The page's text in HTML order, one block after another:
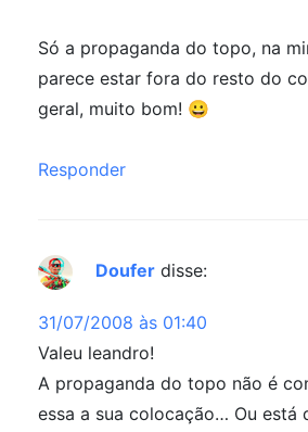
Só a propaganda do topo, na
parece estar fora do resto do
geral, muito bom! 😀
Responder
Doufer disse:
31/07/2008 às 01:40
Valeu leandro!
A propaganda do topo não é
essa a sua colocação… Ou está